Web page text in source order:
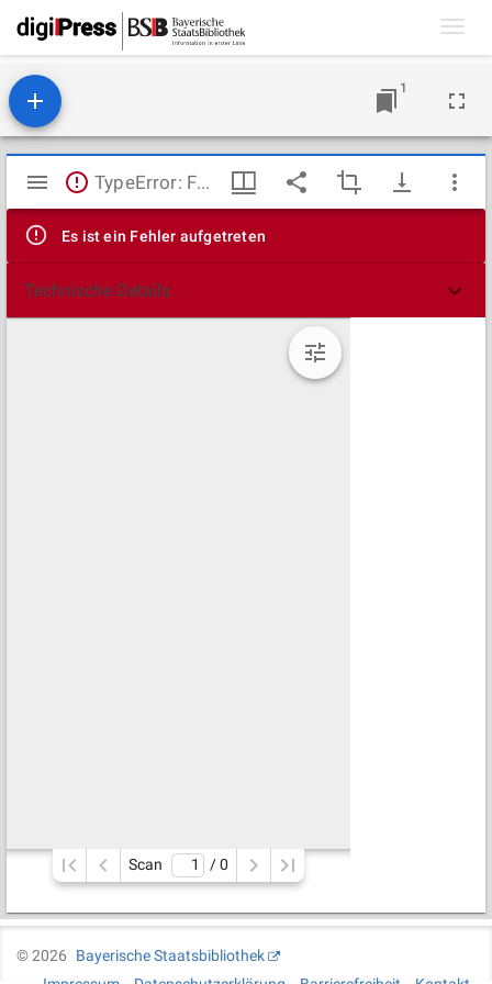
1
Mirador
Viewer
TypeError: Failed to fetch
Es ist ein Fehler aufgetreten
Technische Details
Scan / 0
©2026
Bayerische Staatsbibliothek